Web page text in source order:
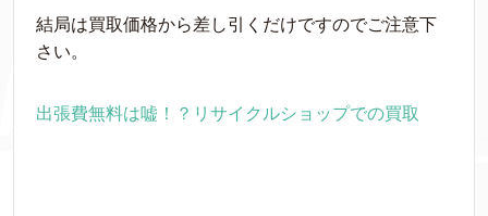
結局は買取価格から差し引くだけですのでご注意下
さい。
出張費無料は嘘！？リサイクルショップでの買取